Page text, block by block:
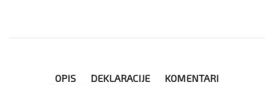
OPIS DEKLARACIJE KOMENTARI